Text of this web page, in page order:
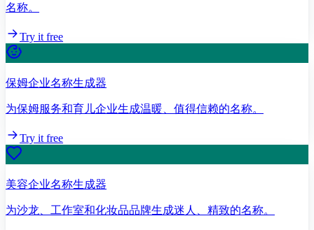
名称。
Try it free
保姆企业名称生成器
为保姆服务和育儿企业生成温暖、值得信赖的名称。
Try it free
美容企业名称生成器
为沙龙、工作室和化妆品品牌生成迷人、精致的名称。